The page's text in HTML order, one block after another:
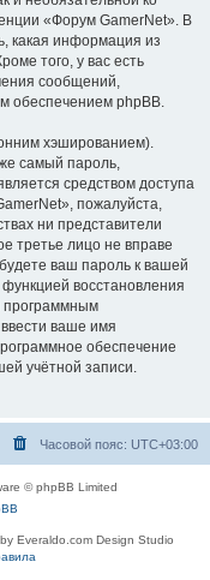
«Форум GamerNet». В
какая информация из
того, у вас есть
сообщений,
обеспечением phpBB.
хэшированием).
самый пароль,
средством доступа
пожалуйста,
ни представители
третье лицо не вправе
ваш пароль к вашей
восстановления
программным
ваше имя
обеспечение
учётной записи.
Часовой пояс: UTC+03:00
© phpBB Limited
Everaldo.com Design Studio